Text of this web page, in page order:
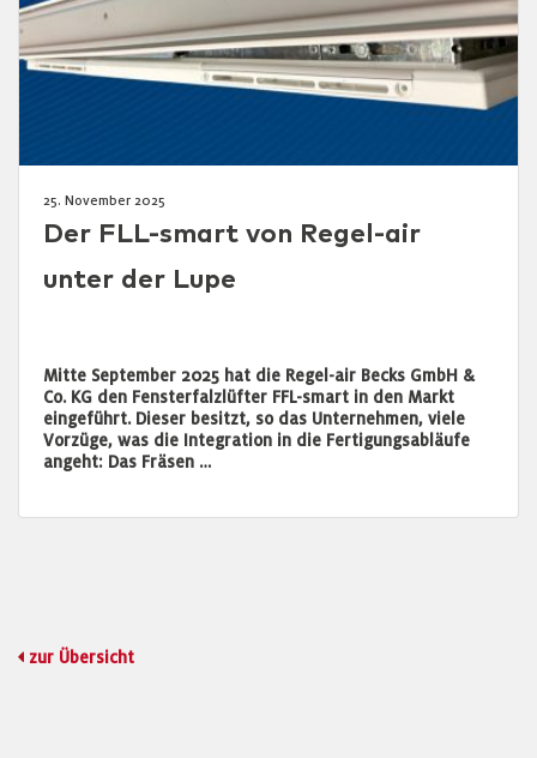
25. November 2025
Der FLL-smart von Regel-air
unter der Lupe
Mitte September 2025 hat die Regel-air Becks GmbH &
Co. KG den Fensterfalzlüfter FFL-smart in den Markt
eingeführt. Dieser besitzt, so das Unternehmen, viele
Vorzüge, was die Integration in die Fertigungsabläufe
angeht: Das Fräsen …
zur Übersicht